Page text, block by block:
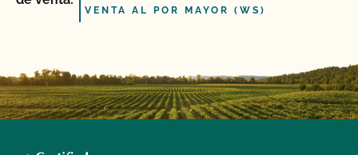
VENTA AL POR MAYOR (WS)